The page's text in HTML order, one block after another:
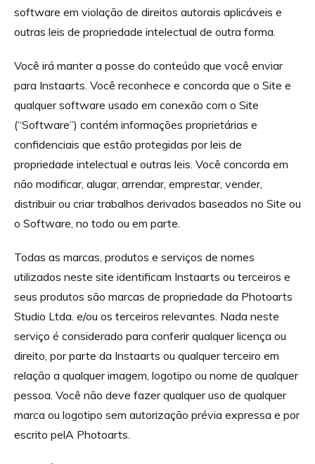
software em violação de direitos autorais aplicáveis e
outras leis de propriedade intelectual de outra forma.
Você irá manter a posse do conteúdo que você enviar
para Instaarts. Você reconhece e concorda que o Site e
qualquer software usado em conexão com o Site
(“Software”) contém informações proprietárias e
confidenciais que estão protegidas por leis de
propriedade intelectual e outras leis. Você concorda em
não modificar, alugar, arrendar, emprestar, vender,
distribuir ou criar trabalhos derivados baseados no Site ou
o Software, no todo ou em parte.
Todas as marcas, produtos e serviços de nomes
utilizados neste site identificam Instaarts ou terceiros e
seus produtos são marcas de propriedade da Photoarts
Studio Ltda. e/ou os terceiros relevantes. Nada neste
serviço é considerado para conferir qualquer licença ou
direito, por parte da Instaarts ou qualquer terceiro em
relação a qualquer imagem, logotipo ou nome de qualquer
pessoa. Você não deve fazer qualquer uso de qualquer
marca ou logotipo sem autorização prévia expressa e por
escrito pelA Photoarts.